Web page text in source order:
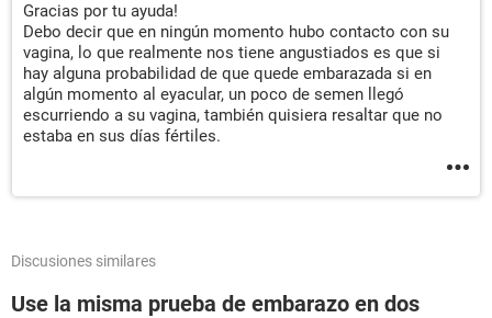
Gracias por tu ayuda!
Debo decir que en ningún momento hubo contacto con su
vagina, lo que realmente nos tiene angustiados es que si
hay alguna probabilidad de que quede embarazada si en
algún momento al eyacular, un poco de semen llegó
escurriendo a su vagina, también quisiera resaltar que no
estaba en sus días fértiles.
Discusiones similares
Use la misma prueba de embarazo en dos